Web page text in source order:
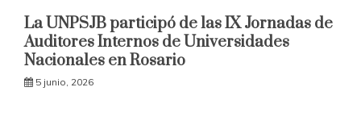
La UNPSJB participó de las IX Jornadas de
Auditores Internos de Universidades
Nacionales en Rosario
5 junio, 2026